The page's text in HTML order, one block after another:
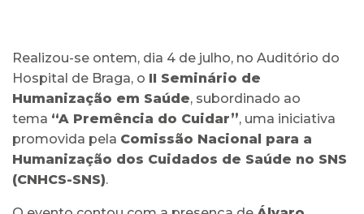
Realizou-se ontem, dia 4 de julho, no Auditório do
Hospital de Braga, o II Seminário de
Humanização em Saúde, subordinado ao
tema “A Premência do Cuidar”, uma iniciativa
promovida pela Comissão Nacional para a
Humanização dos Cuidados de Saúde no SNS
(CNHCS-SNS).